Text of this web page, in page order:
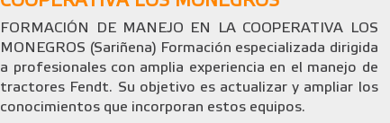
FORMACIÓN DE MANEJO EN LA COOPERATIVA LOS
MONEGROS (Sariñena) Formación especializada dirigida
a profesionales con amplia experiencia en el manejo de
tractores Fendt. Su objetivo es actualizar y ampliar los
conocimientos que incorporan estos equipos.